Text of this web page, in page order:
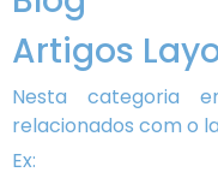
Artigos
Nesta categoria
relacionados com o
Ex: